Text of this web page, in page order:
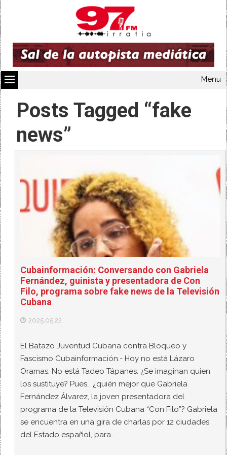
Menu
Posts Tagged “fake
news”
Cubainformación: Conversando con Gabriela
Fernández, guinista y presentadora de Con
Filo, programa sobre fake news de la Televisión
Cubana
2025.05.22
El Batazo Juventud Cubana contra Bloqueo y
Fascismo Cubainformación.- Hoy no está Lázaro
Oramas. No está Tadeo Tápanes. ¿Se imaginan quien
los sustituye? Pues… ¿quién mejor que Gabriela
Fernández Álvarez, la joven presentadora del
programa de la Televisión Cubana “Con Filo”? Gabriela
se encuentra en una gira de charlas por 12 ciudades
del Estado español, para…